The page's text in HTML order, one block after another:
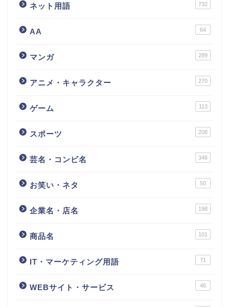
ネット用語 732
AA 64
マンガ 289
アニメ・キャラクター 270
ゲーム 113
スポーツ 208
芸名・コンビ名 348
お笑い・ネタ 50
企業名・店名 198
商品名 101
IT・マーケティング用語 71
WEBサイト・サービス 46